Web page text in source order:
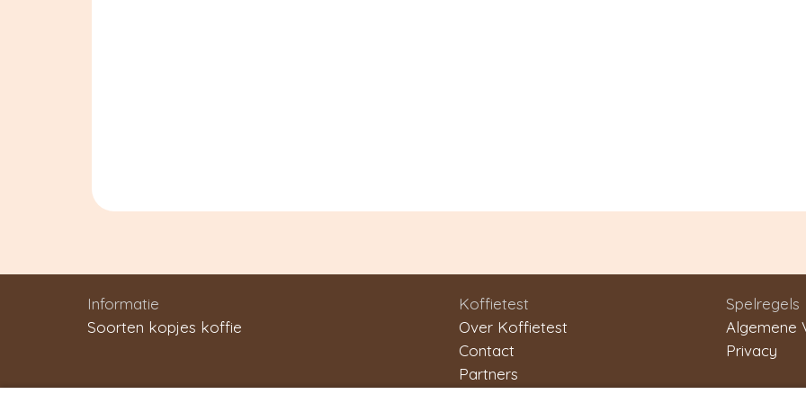
Informatie
Soorten kopjes koffie
Koffietest
Over Koffietest
Contact
Partners
Spelregels
Algemene
Privacy